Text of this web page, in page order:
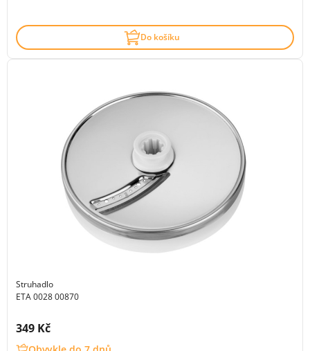
Do košíku
Struhadlo
ETA 0028 00870
Cena s DPH:
349 Kč